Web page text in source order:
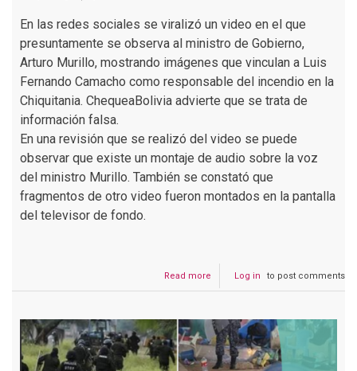
En las redes sociales se viralizó un video en el que
presuntamente se observa al ministro de Gobierno,
Arturo Murillo, mostrando imágenes que vinculan a Luis
Fernando Camacho como responsable del incendio en la
Chiquitania. ChequeaBolivia advierte que se trata de
información falsa.
En una revisión que se realizó del video se puede
observar que existe un montaje de audio sobre la voz
del ministro Murillo. También se constató que
fragmentos de otro video fueron montados en la pantalla
del televisor de fondo.
Read more
Gobierno
que
incrimina
a
Log in to post comments